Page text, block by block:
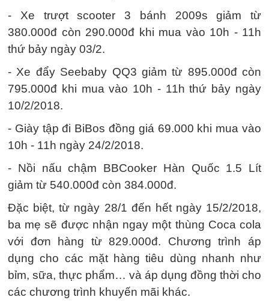
- Xe trượt scooter 3 bánh 2009s giảm từ
380.000đ còn 290.000đ khi mua vào 10h - 11h
thứ bảy ngày 03/2.
- Xe đẩy Seebaby QQ3 giảm từ 895.000đ còn
795.000đ khi mua vào 10h - 11h thứ bảy ngày
10/2/2018.
- Giày tập đi BiBos đồng giá 69.000 khi mua vào
10h - 11h ngày 24/2/2018.
- Nồi nấu chậm BBCooker Hàn Quốc 1.5 Lít
giảm từ 540.000đ còn 384.000đ.
Đặc biệt, từ ngày 28/1 đến hết ngày 15/2/2018,
ba mẹ sẽ được nhận ngay một thùng Coca cola
với đơn hàng từ 829.000đ. Chương trình áp
dụng cho các mặt hàng tiêu dùng nhanh như
bỉm, sữa, thực phẩm… và áp dụng đồng thời cho
các chương trình khuyến mãi khác.